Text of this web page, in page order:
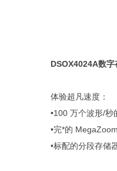
DSOX4024A数
体验超凡速度：
•100 万个波形/秒
•完*的
•标配的分段存储